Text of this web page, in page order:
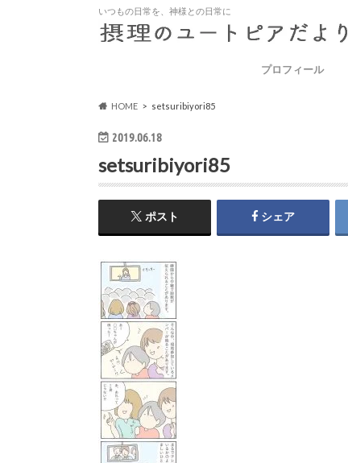
いつもの日常を、神様との日常に
プロフィール
HOME setsuribiyori85
2019.06.18
setsuribiyori85
ポスト シェア